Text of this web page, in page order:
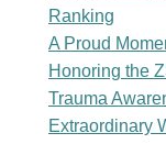
Ranking
A Proud
Honoring the
Trauma
Extraordinary